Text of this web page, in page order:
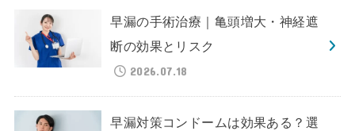
早漏の手術治療｜亀頭増大・神経遮
断の効果とリスク
2026.07.18
早漏対策コンドームは効果ある？選